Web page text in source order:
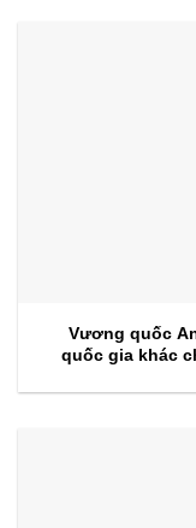
Vương quốc
quốc gia khác